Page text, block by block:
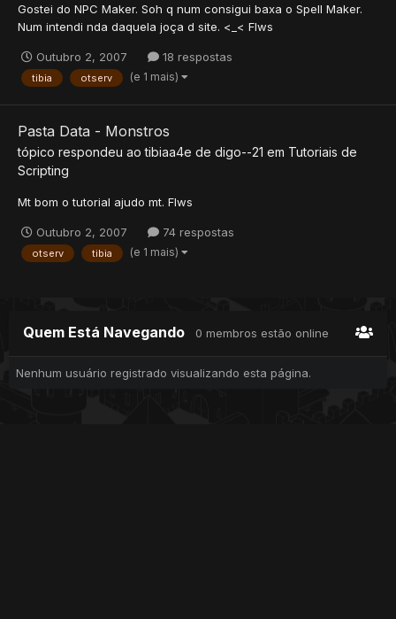
Gostei do NPC Maker. Soh q num consigui baxa o Spell Maker.
Num intendi nda daquela joça d site. <_< Flws
Outubro 2, 2007 18 respostas
tibia otserv (e 1 mais)
Pasta Data - Monstros
tópico respondeu aotibiaa4e de digo--21 em Tutoriais de
Scripting
Mt bom o tutorial ajudo mt. Flws
Outubro 2, 2007 74 respostas
otserv tibia (e 1 mais)
Quem Está Navegando 0 membros estão online
Nenhum usuário registrado visualizando esta página.